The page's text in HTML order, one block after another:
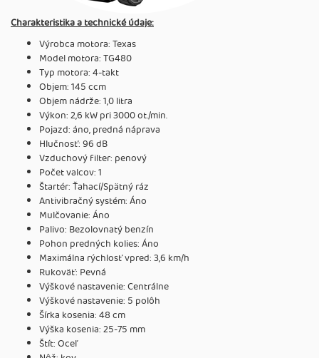
Charakteristika a technické údaje:
Výrobca motora: Texas
Model motora: TG480
Typ motora: 4-takt
Objem: 145 ccm
Objem nádrže: 1,0 litra
Výkon: 2,6 kW pri 3000 ot./min.
Pojazd: áno, predná náprava
Hlučnosť: 96 dB
Vzduchový filter: penový
Počet valcov: 1
Štartér: Ťahací/Spätný ráz
Antivibračný systém: Áno
Mulčovanie: Áno
Palivo: Bezolovnatý benzín
Pohon predných kolies: Áno
Maximálna rýchlosť vpred: 3,6 km/h
Rukoväť: Pevná
Výškové nastavenie: Centrálne
Výškové nastavenie: 5 polôh
Šírka kosenia: 48 cm
Výška kosenia: 25-75 mm
Štít: Oceľ